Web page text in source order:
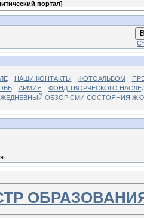
портал]
НАШИ КОНТАКТЫ ФОТОАЛЬБОМ
АРМИЯ
ФОНД ТВОРЧЕСКОГО
ОБЗОР СМИ СОСТОЯНИЯ